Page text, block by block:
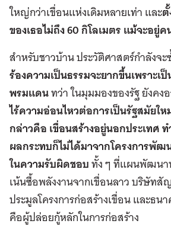
ใหญ่กว่าเขื่อนแห่งเดิมหลายเท่า และ
ของเธอไม่ถึง60 กิโลเมตร แม้จะอยู่
สำหรับชาวบ้าน ประวัติศาสตร์กำลังจ
ร้องความเป็นธรรมจะยากขึ้นเพราะเ
พรมแดนทว่า ในมุมมองของรัฐ ยังค
ไร้ความอ่อนไหวต่อการเป็นรัฐสมัยใ
กล่าวคือ เขื่อนสร้างอยู่นอกประเทศ ท
ผลกระทบก็ไม่ได้มาจากโครงการพัฒ
ในความรับผิดชอบทั้ง ๆ ที่แผนพัฒนา
เน้นซื้อพลังงานจากเขื่อนลาว บริษัทสั
ประมูลโครงการก่อสร้างเขื่อน และธ
คือผู้ปล่อยกู้หลักในการก่อสร้าง